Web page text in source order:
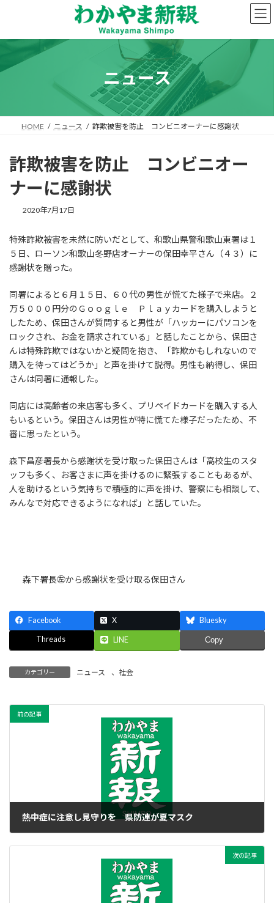
ン
へ
プ
ー
ョ
動
ニュース
HOME ニュース 詐欺被害を防止 コンビニオーナーに感謝状
詐欺被害を防止 コンビニオー
ナーに感謝状
2020年7月17日
特殊詐欺被害を未然に防いだとして、和歌山県警和歌山東署は１
５日、ローソン和歌山冬野店オーナーの保田幸平さん（４３）に
感謝状を贈った。
同署によると６月１５日、６０代の男性が慌てた様子で来店。２
万５０００円分のＧｏｏｇｌｅ Ｐｌａｙカードを購入しようと
したため、保田さんが質問すると男性が「ハッカーにパソコンを
ロックされ、お金を請求されている」と話したことから、保田さ
んは特殊詐欺ではないかと疑問を抱き、「詐欺かもしれないので
購入を待ってはどうか」と声を掛けて説得。男性も納得し、保田
さんは同署に通報した。
同店には高齢者の来店客も多く、プリペイドカードを購入する人
もいるという。保田さんは男性が特に慌てた様子だったため、不
審に思ったという。
森下昌彦署長から感謝状を受け取った保田さんは「高校生のスタ
ッフも多く、お客さまに声を掛けるのに緊張することもあるが、
人を助けるという気持ちで積極的に声を掛け、警察にも相談して、
みんなで対応できるようになれば」と話していた。
森下署長㊧から感謝状を受け取る保田さん
Facebook X Bluesky
Threads LINE Copy
カテゴリー ニュース 、 社会
前の記事
熱中症に注意し見守りを 県防連が夏マスク
次の記事